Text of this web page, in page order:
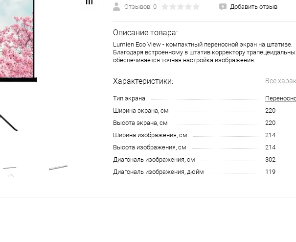
Отзывов: 0 Добавить отзыв
Описание товара:
Lumien Eco View - компактный переносной экран на штативе.
Благодаря встроенному в штатив корректору
обеспечивается точная настройка изображения.
Характеристики: Все
Тип экрана
Ширина экрана, см
220
Высота экрана, см
220
Ширина изображения, см
214
Высота изображения, см
214
Диагональ изображения, см
302
Диагональ изображения, дюйм
119